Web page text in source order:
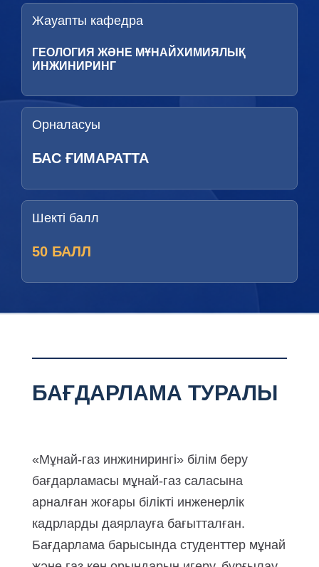
Жауапты кафедра
ГЕОЛОГИЯ ЖӘНЕ МҰНАЙХИМИЯЛЫҚ
ИНЖИНИРИНГ
Орналасуы
БАС ҒИМАРАТТА
Шекті балл
50 БАЛЛ
БАҒДАРЛАМА ТУРАЛЫ
«Мұнай-газ инжинирингі» білім беру
бағдарламасы мұнай-газ саласына
арналған жоғары білікті инженерлік
кадрларды даярлауға бағытталған.
Бағдарлама барысында студенттер мұнай